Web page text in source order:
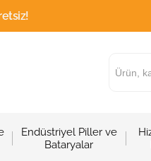
Endüstriyel Piller ve
Bataryalar